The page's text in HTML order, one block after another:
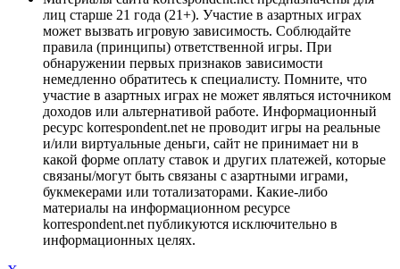
лиц старше 21 года (21+). Участие в азартных играх
может вызвать игровую зависимость. Соблюдайте
правила (принципы) ответственной игры. При
обнаружении первых признаков зависимости
немедленно обратитесь к специалисту. Помните, что
участие в азартных играх не может являться источником
доходов или альтернативой работе. Информационный
ресурс korrespondent.net не проводит игры на реальные
и/или виртуальные деньги, сайт не принимает ни в
какой форме оплату ставок и других платежей, которые
связаны/могут быть связаны с азартными играми,
букмекерами или тотализаторами. Какие-либо
материалы на информационном ресурсе
korrespondent.net публикуются исключительно в
информационных целях.